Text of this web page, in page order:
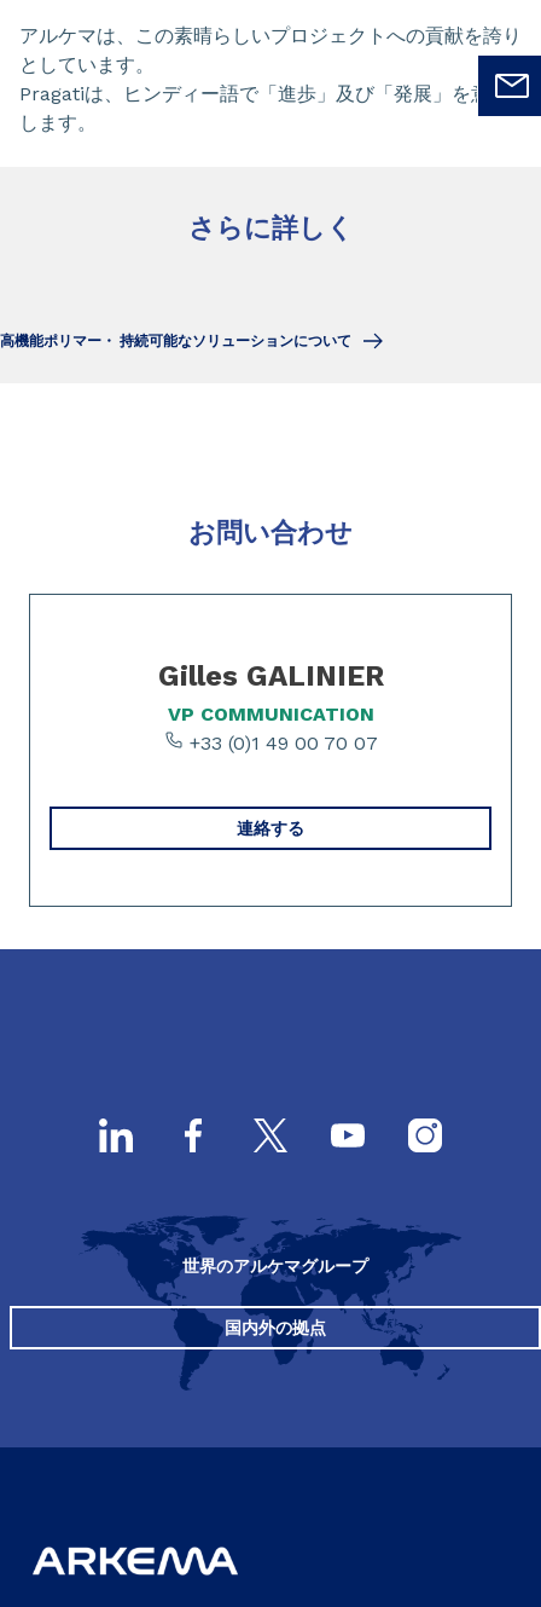
アルケマは、この素晴らしいプロジェクトへの貢献を誇り
としています。
Pragatiは、ヒンディー語で「進歩」及び「発展」を意味
します。
さらに詳しく
高機能ポリマー・ 持続可能なソリューションについて
お問い合わせ
Slide 1 of 1
Gilles GALINIER
VP COMMUNICATION
+33 (0)1 49 00 70 07
連絡する
世界のアルケマグループ
国内外の拠点